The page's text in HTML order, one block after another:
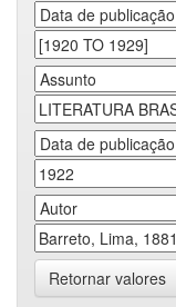
Retornar valores